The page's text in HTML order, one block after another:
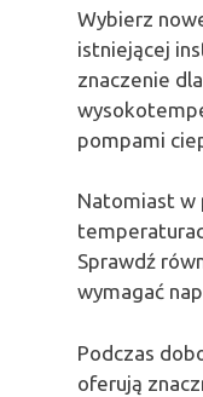
Wybierz
istniejącej
znaczenie
pompami
Natomiast w
Sprawdź
wymagać
Podczas
oferują